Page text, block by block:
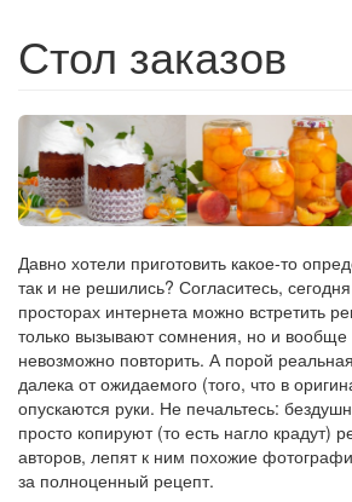
Стол заказов
Давно хотели приготовить какое-то
так и не решились? Согласитесь,
просторах интернета можно встретить
только вызывают сомнения, но и вообще
невозможно повторить. А порой
далека от ожидаемого (того, что в
опускаются руки. Не печальтесь:
просто копируют (то есть нагло крадут)
авторов, лепят к ним похожие
за полноценный рецепт.